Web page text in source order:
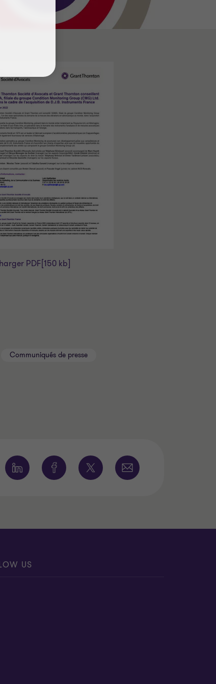
PDF [150 kb]
Communiqués de presse
US